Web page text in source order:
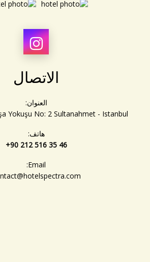
الاتصال
العنوان:
Yokuşu No: 2 Sultanahmet - Istanbul
هاتف:
+90 212 516 35 46
Email: